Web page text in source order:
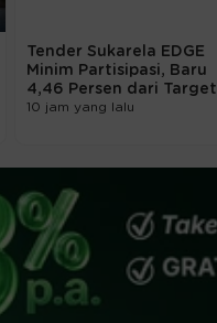
Tender Sukarela EDGE
Minim Partisipasi, Baru
4,46 Persen dari Target
10 jam yang lalu